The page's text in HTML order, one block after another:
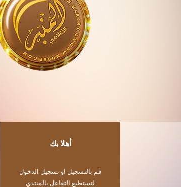
أهلا بك
قم بالتسجيل او تسجيل الدخول
لتستطيع التفاعل بالمنتدي